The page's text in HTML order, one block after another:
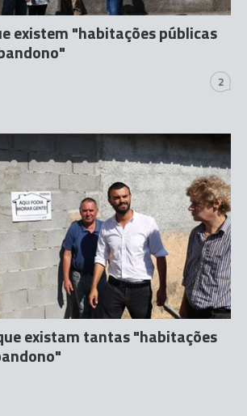
existem "habitações públicas
2
existam tantas "habitações